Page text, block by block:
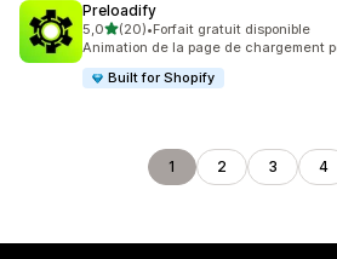
Preloadify
5,0étoile(s) sur 5
(20)
20 avis au total
•Forfait gratuit disponible
Animation de la page de chargement
Built for Shopify
1 2 3 4